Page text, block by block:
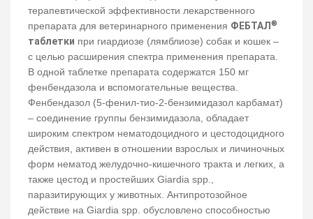
терапевтической эффективности лекарственного
препарата для ветеринарного применения ФЕБТАЛ ®
таблетки при гиардиозе (лямблиозе) собак и кошек –
с целью расширения спектра применения препарата.
В одной таблетке препарата содержатся 150 мг
фенбендазола и вспомогательные вещества.
Фенбендазол (5-фенил-тио-2-бензимидазол карбамат)
– соединение группы бензимидазола, обладает
широким спектром нематодоцидного и цестодоцидного
действия, активен в отношении взрослых и личиночных
форм нематод желудочно-кишечного тракта и легких, а
также цестод и простейших Giardia spp.,
паразитирующих у животных. Антипротозойное
действие на Giardia spp. обусловлено способностью